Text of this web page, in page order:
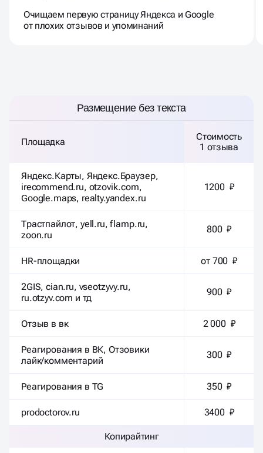
Очищаем первую страницу Яндекса и Google
от плохих отзывов и упоминаний
РАЗМЕЩЕНИЕ БЕЗ ТЕКСТА
Размещение без текста
Площадка
Стоимость
1 отзыва
Яндекс.Карты, Яндекс.Браузер,
irecommend.ru, otzovik.com,
Google.maps, realty.yandex.ru
1200 ₽
Трастпайлот, yell.ru, flamp.ru,
zoon.ru
800 ₽
HR-площадки от 700 ₽
2GIS, cian.ru, vseotzyvy.ru,
ru.otzyv.com и тд
900 ₽
Отзыв в вк 2 000 ₽
Реагирования в ВК, Отзовики
лайк/комментарий
300 ₽
Реагирования в TG 350 ₽
prodoctorov.ru 3400 ₽
Копирайтинг